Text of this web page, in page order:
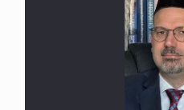
الأحمدية بنيجيريا لعام